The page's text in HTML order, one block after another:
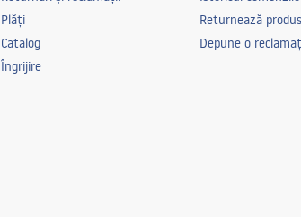
Plăți
Catalog
Îngrijire
Returnează
Depune o